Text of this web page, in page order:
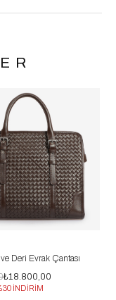
Deri Evrak Çantası
₺18.800,00
İNDİRİM